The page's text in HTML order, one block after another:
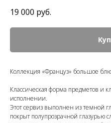
19 000 руб.
Коллекция «Француз» большое
Классическая форма предметов и
исполнении.
Этот сервиз выполнен из темной
покрыт полупрозрачной глазурью